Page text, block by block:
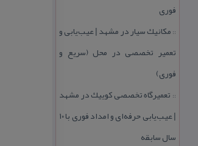
فوری
:: مكانیك سیار در مشهد | عیب‌یابی و
تعمیر تخصصی در محل (سریع و
فوری)
:: تعمیرگاه تخصصی كوییك در مشهد
| عیب‌یابی حرفه‌ای و امداد فوری با ۱۰
سال سابقه